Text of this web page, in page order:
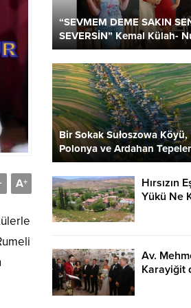
A+
-
“SEVMEM DEME SAKIN
SEVERSİN” Kemal Külah-
Parlar
Bir Sokak Sułoszowa Köyü,
Polonya ve Ardahan
2 Kare…
Hırsızın
Yükü Ne
Av.
Karayiğit